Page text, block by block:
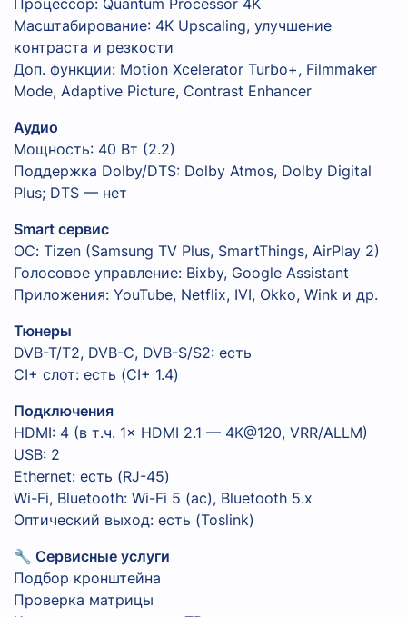
Масштабирование: 4K Upscaling, улучшение
контраста и резкости
Доп. функции: Motion Xcelerator Turbo+, Filmmaker
Mode, Adaptive Picture, Contrast Enhancer
Аудио
Мощность: 40 Вт (2.2)
Поддержка Dolby/DTS: Dolby Atmos, Dolby Digital
Plus; DTS — нет
Smart сервис
ОС: Tizen (Samsung TV Plus, SmartThings, AirPlay 2)
Голосовое управление: Bixby, Google Assistant
Приложения: YouTube, Netflix, IVI, Okko, Wink и др.
Тюнеры
DVB-T/T2, DVB-C, DVB-S/S2: есть
CI+ слот: есть (CI+ 1.4)
Подключения
HDMI: 4 (в т.ч. 1× HDMI 2.1 — 4K@120, VRR/ALLM)
USB: 2
Ethernet: есть (RJ-45)
Wi-Fi, Bluetooth: Wi-Fi 5 (ac), Bluetooth 5.x
Оптический выход: есть (Toslink)
🔧 Сервисные услуги
Подбор кронштейна
Проверка матрицы